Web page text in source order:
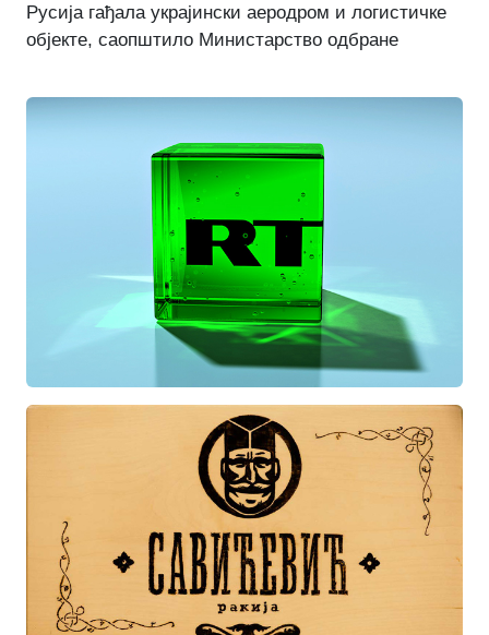
Русија гађала украјински аеродром и логистичке
објекте, саопштило Министарство одбране